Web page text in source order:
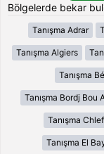
Bölgelerde bekar
Tanışma Adrar
Tanışma Algiers
Tanışma
Tanışma Bordj Bou
Tanışma Chlef
Tanışma El